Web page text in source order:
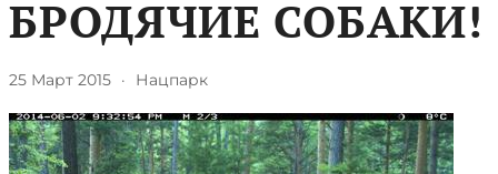
БРОДЯЧИЕ СОБАКИ!
25 Март 2015 · Нацпарк